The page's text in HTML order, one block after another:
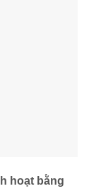
hoạt bằng